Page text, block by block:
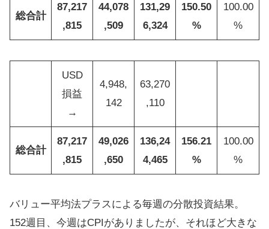
総合計
87,217
,815
44,078
,509
131,29
6,324
150.50
%
100.00
%
USD
損益
→
4,948,
142
63,270
,110
総合計
87,217
,815
49,026
,650
136,24
4,465
156.21
%
100.00
%
バリュー平均法プラスによる毎週の分散投資結果。
152週目、今週はCPIがありましたが、それほど大きな